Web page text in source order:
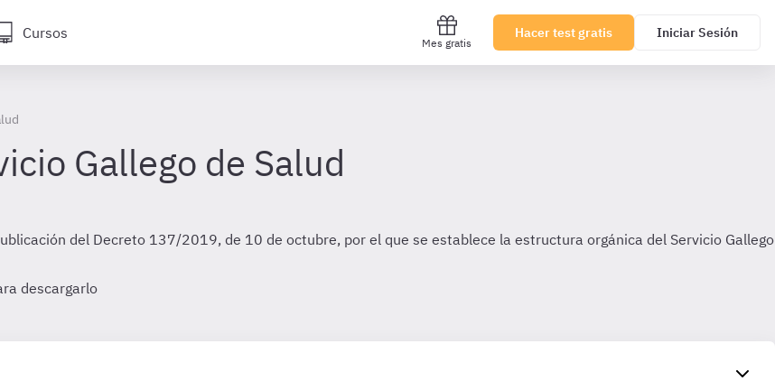
Cursos
Mes gratis
Hacer test gratis Iniciar Sesión
Gallego de Salud
del Decreto 137/2019, de 10 de octubre, por el que se establece la estructura orgánica del Servicio Gallego
descargarlo